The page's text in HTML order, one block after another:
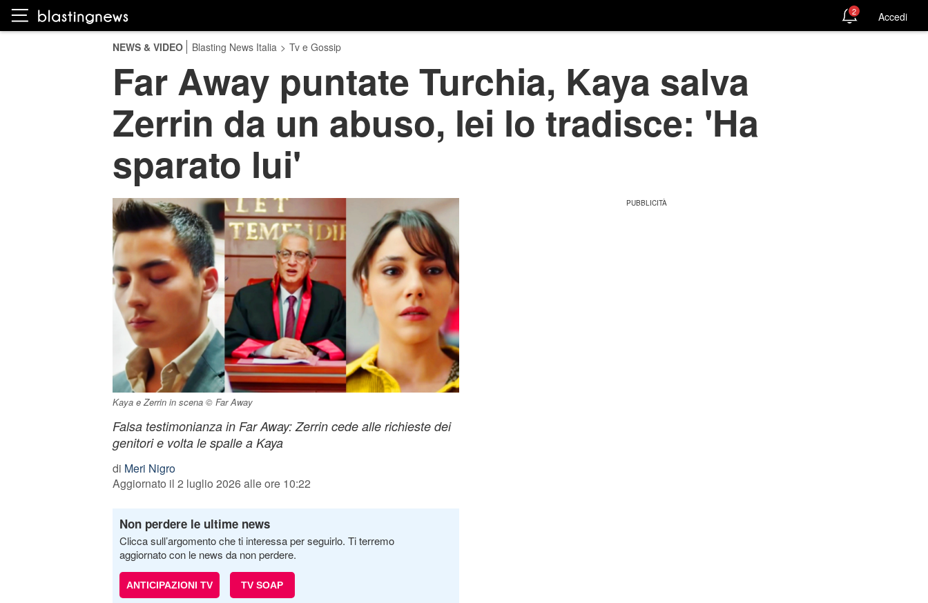
2 Accedi
NEWS & VIDEO Blasting News Italia > Tv e Gossip
Far Away puntate Turchia, Kaya salva
Zerrin da un abuso, lei lo tradisce: 'Ha
sparato lui'
Kaya e Zerrin in scena © Far Away
Falsa testimonianza in Far Away: Zerrin cede alle richieste dei
genitori e volta le spalle a Kaya
di Meri Nigro
Aggiornato il 2 luglio 2026 alle ore 10:22
Non perdere le ultime news
Clicca sull’argomento che ti interessa per seguirlo. Ti terremo
aggiornato con le news da non perdere.
ANTICIPAZIONI TV TV SOAP